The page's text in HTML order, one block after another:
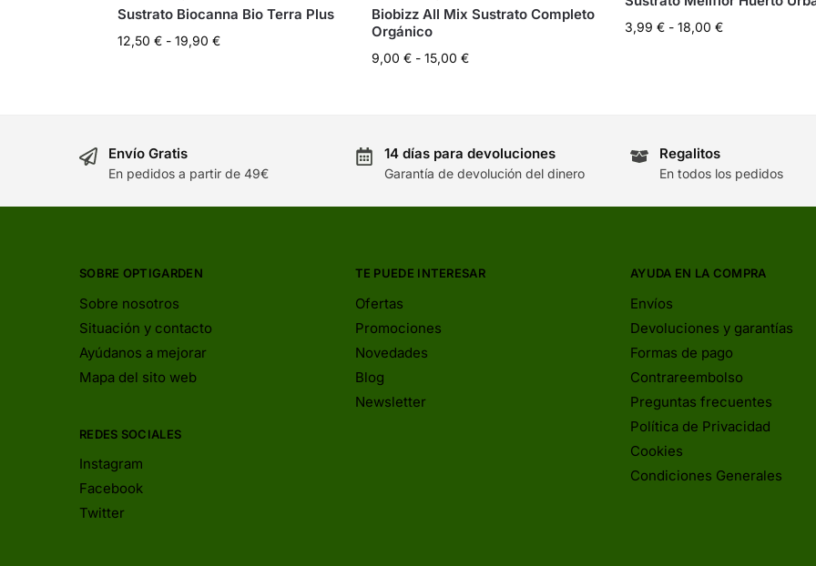
Sustrato Biocanna Bio Terra Plus
12,50 € - 19,90 €
Biobizz All Mix Sustrato Completo
Orgánico
9,00 € - 15,00 €
3,99€ - 18,00€
Envío Gratis
En pedidos a partir de 49€
14 días para devoluciones
Garantía de devolución del dinero
Regalitos
En todos los pedidos
SOBRE OPTIGARDEN
Sobre nosotros
Situación y contacto
Ayúdanos a mejorar
Mapa del sito web
REDES SOCIALES
Instagram
Facebook
Twitter
TE PUEDE INTERESAR
Ofertas
Promociones
Novedades
Blog
Newsletter
AYUDA EN LA COMPRA
Envíos
Devoluciones y garantías
Formas de pago
Contrareembolso
Preguntas frecuentes
Política de Privacidad
Cookies
Condiciones Generales